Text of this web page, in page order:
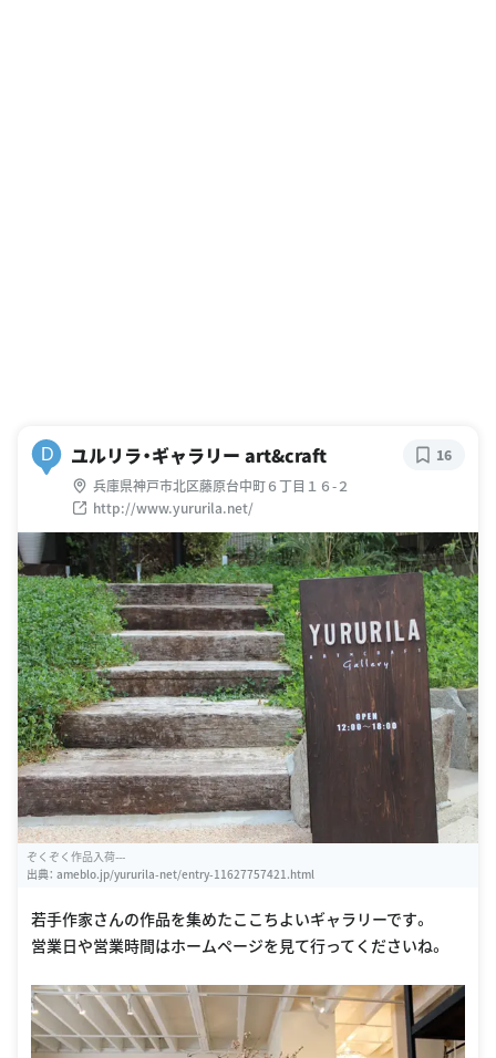
D ユルリラ・ギャラリー art&craft
兵庫県神戸市北区藤原台中町６丁目１６-２
http://www.yururila.net/
16
ぞくぞく作品入荷---
出典： ameblo.jp/yururila-net/entry-11627757421.html
若手作家さんの作品を集めたここちよいギャラリーです。
営業日や営業時間はホームページを見て行ってくださいね。